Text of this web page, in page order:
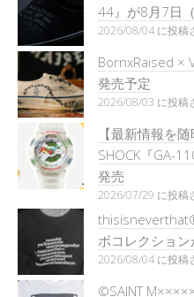
44』が8月7日
2026/08/04 に投稿
BornxRaised ×
発売予定
2026/08/03 に投稿
【最新情報を
SHOCK『GA-
発売
2026/07/29 に投稿
ボコレクショ
2026/08/04 に投稿
©SAINT